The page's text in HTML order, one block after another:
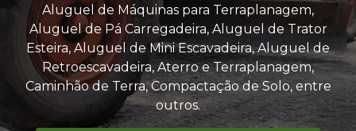
Aluguel de Máquinas para Terraplanagem,
Aluguel de Pá Carregadeira, Aluguel de Trator
Esteira, Aluguel de Mini Escavadeira, Aluguel de
Retroescavadeira, Aterro e Terraplanagem,
Caminhão de Terra, Compactação de Solo, entre
outros.